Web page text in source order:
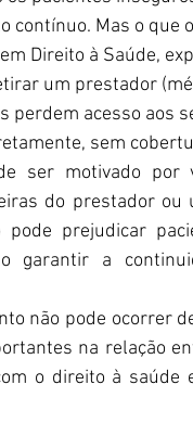
contínuo. Mas o que
Direito à Saúde,
um prestador
perdem acesso aos
sem
ser motivado por
do prestador ou
pode prejudicar
garantir a
não pode ocorrer
na relação
o direito à saúde